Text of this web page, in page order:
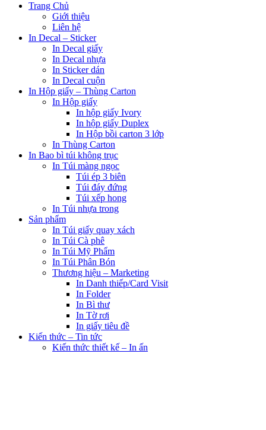
Trang Chủ
Giới thiệu
Liên hệ
In Decal – Sticker
In Decal giấy
In Decal nhựa
In Sticker dán
In Decal cuộn
In Hộp giấy – Thùng Carton
In Hộp giấy
In hộp giấy Ivory
In hộp giấy Duplex
In Hộp bồi carton 3 lớp
In Thùng Carton
In Bao bì túi không trục
In Túi màng ngọc
Túi ép 3 biên
Túi đáy đứng
Túi xếp hong
In Túi nhựa trong
Sản phẩm
In Túi giấy quay xách
In Túi Cà phê
In Túi Mỹ Phẩm
In Túi Phân Bón
Thương hiệu – Marketing
In Danh thiếp/Card Visit
In Folder
In Bì thư
In Tờ rơi
In giấy tiêu đề
Kiến thức – Tin tức
Kiến thức thiết kế – In ấn